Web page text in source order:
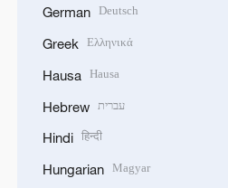
German Deutsch
Greek Ελληνικά
Hausa Hausa
Hebrew עברית
Hindi हिन्दी
Hungarian Magyar